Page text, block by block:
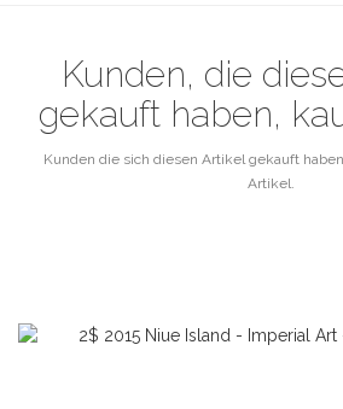
Kunden, die
gekauft haben,
Kunden die sich diesen Artikel gekauft
Artikel.